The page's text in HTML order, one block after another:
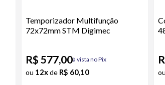
Temporizador Multifunção
72x72mm STM Digimec
R$ 577,00à vista no Pix
ou 12xde R$ 60,10 ou